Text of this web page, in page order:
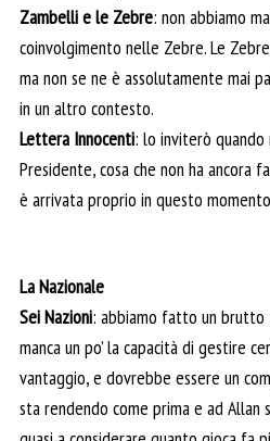
Zambelli e le Zebre: non abbiamo
coinvolgimento nelle Zebre. Le
ma non se ne è assolutamente mai
in un altro contesto.
Lettera Innocenti: lo inviterò quando
Presidente, cosa che non ha ancora
è arrivata proprio in questo
La Nazionale
Sei Nazioni: abbiamo fatto un brutto
manca un po’ la capacità di gestire
vantaggio, e dovrebbe essere un
sta rendendo come prima e ad Allan